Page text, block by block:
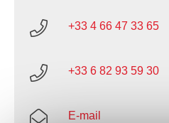
+33 4 66 47 33 65
+33 6 82 93 59 30
E-mail